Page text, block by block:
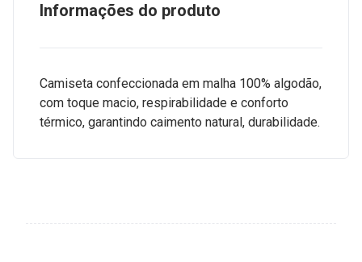
Informações do produto
Camiseta confeccionada em malha 100% algodão,
com toque macio, respirabilidade e conforto
térmico, garantindo caimento natural, durabilidade.